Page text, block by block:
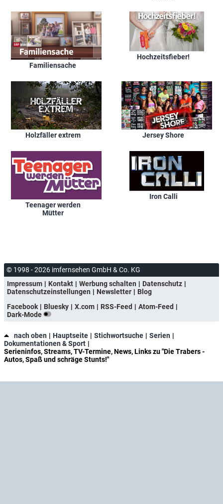
Familiensache
Hochzeitsfieber!
Holzfäller extrem Jersey Shore
Teenager werden
Mütter
Iron Calli
© 1998 - 2026 imfernsehen GmbH & Co. KG
Impressum
Kontakt Werbung schalten
Datenschutz
Datenschutzeinstellungen
Newsletter
Blog
Facebook
Bluesky X.com RSS-Feed
Atom-Feed
Dark-Mode
nach oben Hauptseite Stichwortsuche
Serien
Dokumentationen & Sport
Serieninfos, Streams, TV-Termine, News, Links zu "Die Trabers -
Autos, Spaß und schräge Stunts!"